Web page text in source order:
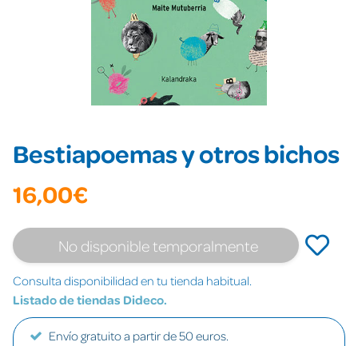
Bestiapoemas y otros bichos
16,00€
No disponible temporalmente
Consulta disponibilidad en tu tienda habitual.
Listado de tiendas Dideco.
Envío gratuito a partir de 50 euros.